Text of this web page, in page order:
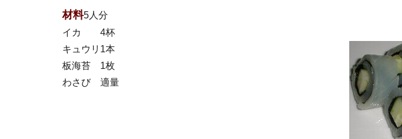
材料5人分
イカ
4杯
キュウリ 1本
板海苔
1枚
わさび
適量